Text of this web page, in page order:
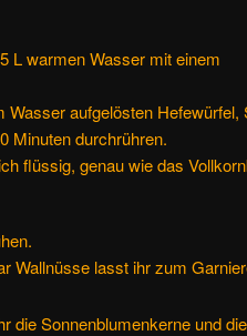
L warmen Wasser mit einem
aufgelösten Hefewürfel,
Minuten durchrühren.
flüssig, genau wie das
Wallnüsse lasst ihr zum
die Sonnenblumenkerne und die